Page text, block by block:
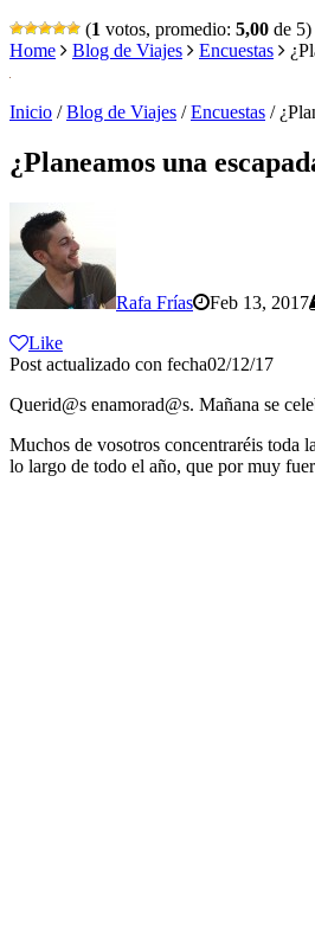
(1 votos, promedio: 5,00 de 5)
Home
Blog de Viajes Encuestas
Inicio /Blog de Viajes /Encuestas /
¿Planeamos una
Rafa Frías Feb 13, 2017
Like
Post actualizado con fecha02/12/17
Querid@s enamorad@s. Mañana se
Muchos de vosotros concentraréis toda
lo largo de todo el año, que por muy